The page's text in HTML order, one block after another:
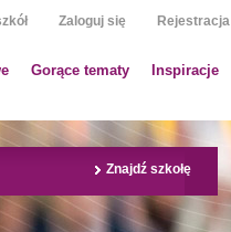
Zaloguj się Rejestracja
Gorące tematy Inspiracje
Znajdź szkołę